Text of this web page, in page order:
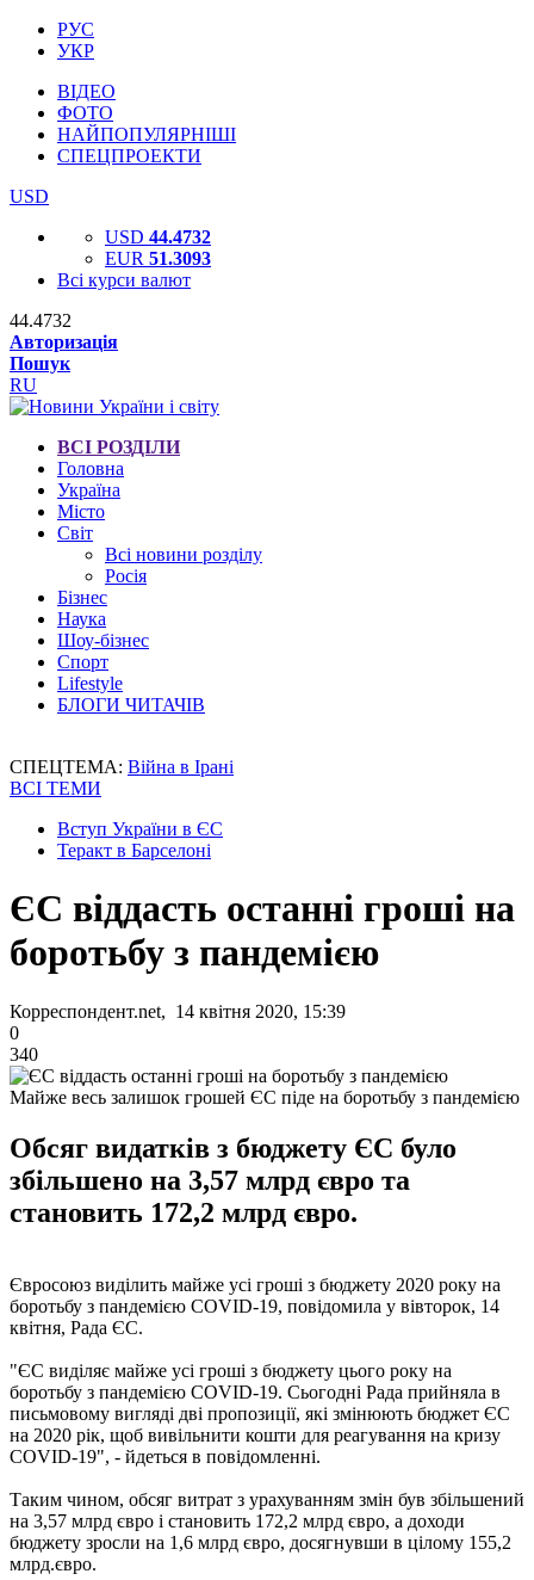
РУС
УКР
ВІДЕО
ФОТО
НАЙПОПУЛЯРНІШІ
СПЕЦПРОЕКТИ
USD
USD 44.4732
EUR 51.3093
Всі курси валют
44.4732
Авторизація
Пошук
RU
ВСІ РОЗДІЛИ
Головна
Україна
Місто
Світ
Всі новини розділу
Росія
Бізнес
Наука
Шоу-бізнес
Спорт
Lifestyle
БЛОГИ ЧИТАЧІВ
СПЕЦТЕМА: Війна в Ірані
ВСІ ТЕМИ
Вступ України в ЄС
Теракт в Барселоні
ЄС віддасть останні гроші на
боротьбу з пандемією
Корреспондент.net, 14 квітня 2020, 15:39
0
340
Майже весь залишок грошей ЄС піде на боротьбу з пандемією
Обсяг видатків з бюджету ЄС було
збільшено на 3,57 млрд євро та
становить 172,2 млрд євро.
Євросоюз виділить майже усі гроші з бюджету 2020 року на
боротьбу з пандемією COVID-19, повідомила у вівторок, 14
квітня, Рада ЄС.
"ЄС виділяє майже усі гроші з бюджету цього року на
боротьбу з пандемією COVID-19. Сьогодні Рада прийняла в
письмовому вигляді дві пропозиції, які змінюють бюджет ЄС
на 2020 рік, щоб вивільнити кошти для реагування на кризу
COVID-19", - йдеться в повідомленні.
Таким чином, обсяг витрат з урахуванням змін був збільшений
на 3,57 млрд євро і становить 172,2 млрд євро, а доходи
бюджету зросли на 1,6 млрд євро, досягнувши в цілому 155,2
млрд.євро.